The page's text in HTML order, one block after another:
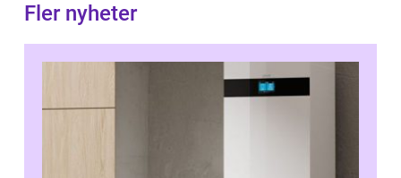
Fler nyheter